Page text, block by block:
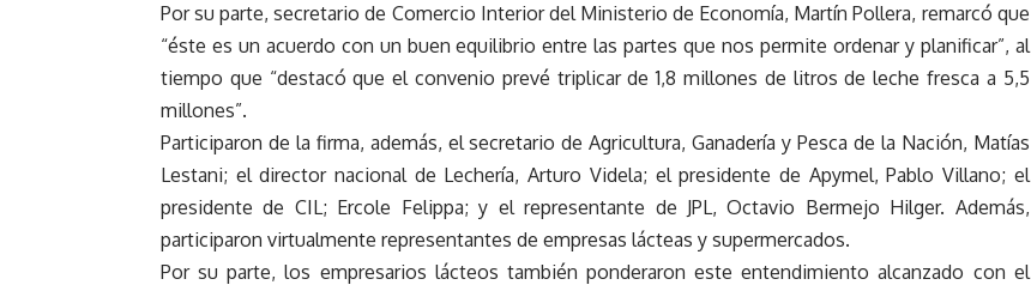
Por su parte, secretario de Comercio Interior del Ministerio de Economía, Martín Pollera, remarcó que
“éste es un acuerdo con un buen equilibrio entre las partes que nos permite ordenar y planificar”, al
tiempo que “destacó que el convenio prevé triplicar de 1,8 millones de litros de leche fresca a 5,5
millones”.
Participaron de la firma, además, el secretario de Agricultura, Ganadería y Pesca de la Nación, Matías
Lestani; el director nacional de Lechería, Arturo Videla; el presidente de Apymel, Pablo Villano; el
presidente de CIL; Ercole Felippa; y el representante de JPL, Octavio Bermejo Hilger. Además,
participaron virtualmente representantes de empresas lácteas y supermercados.
Por su parte, los empresarios lácteos también ponderaron este entendimiento alcanzado con el